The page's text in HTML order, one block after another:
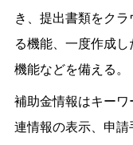
き、提出書類をク
る機能、一度作成
機能などを備える。
補助金情報はキー
連情報の表示、申